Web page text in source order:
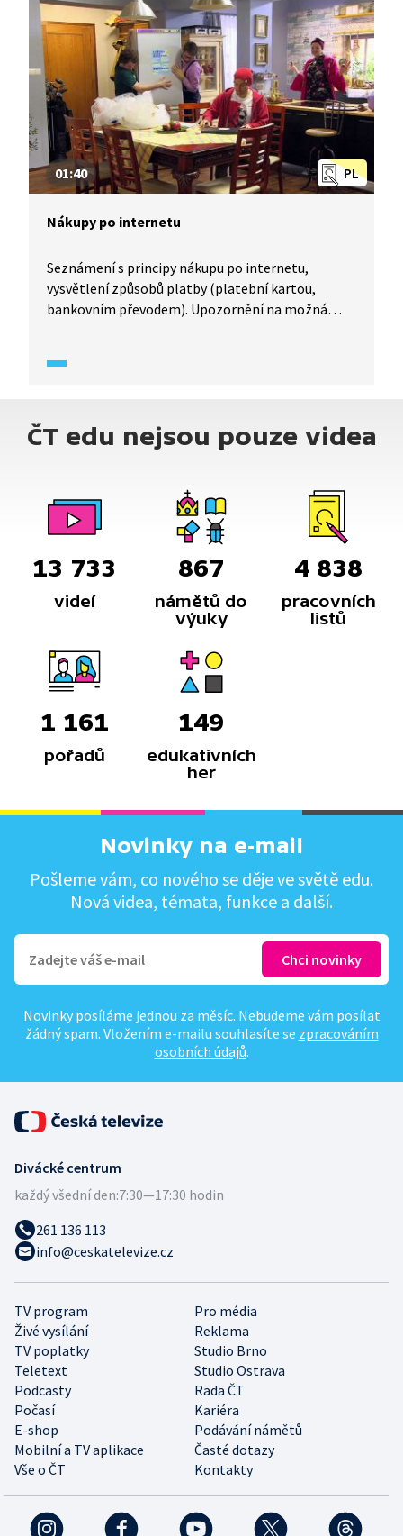
PL
01:40
Nákupy po internetu
Seznámení s principy nákupu po internetu,
vysvětlení způsobů platby (platební kartou,
bankovním převodem). Upozornění na možná
dopravy.
ČT edu nejsou pouze videa
13 733
videí
867
námětů do
výuky
4 838
pracovních
listů
1 161
pořadů
149
edukativních
her
Novinky na e-mail
Pošleme vám, co nového se děje ve světě edu.
Nová videa, témata, funkce a další.
Novinky posíláme jednou za měsíc. Nebudeme vám posílat
žádný spam. Vložením e-mailu souhlasíte se zpracováním
osobních údajů.